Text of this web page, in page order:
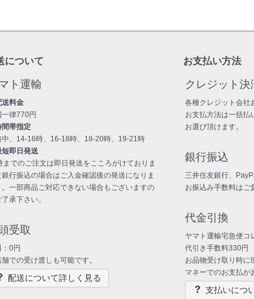
について
ト運輸
送料金
一律770円
間帯指定
中、14-16時、16-18時、18-20時、19-21時
短即日発送
までのご注文は即日発送をこころがけておりま
銀行振込の場合はご入金確認後の発送になりま
。一部商品ご対応できない場合もございますの
承下さい。
受取
：0円
での受け渡しも可能です。
配送について詳しく見る
お支払い方法
クレジット決
各種クレジット会社
お支払方法は一括払
お選び頂けます。
銀行振込
三井住友銀行、
お振込み手数料はご
代金引換
ヤマト運輸宅急便コ
代引き手数料330円
お品物受け取り時に
マネーでのお支払が
支払いにつ